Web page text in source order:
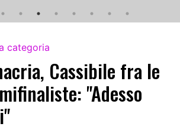
categoria
Cassibile fra le
"Adesso